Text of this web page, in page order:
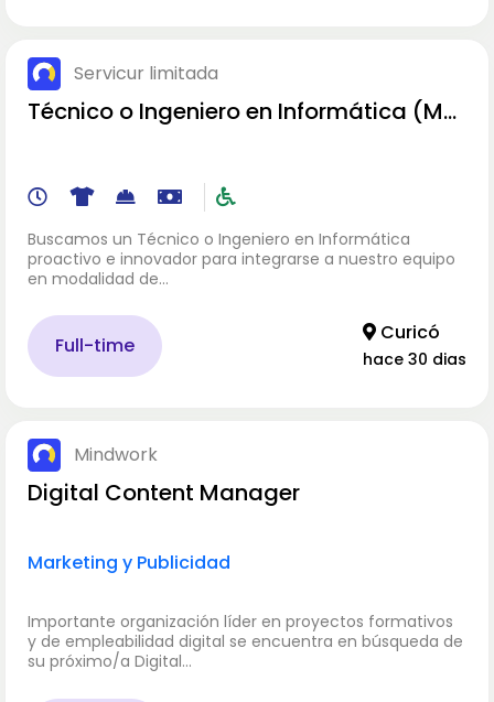
Servicur limitada
Técnico o Ingeniero en Informática (Me
Buscamos un Técnico o Ingeniero en Informática
proactivo e innovador para integrarse a nuestro equipo
en modalidad de…
Full-time
Curicó
hace 30 dias
Mindwork
Digital Content Manager
Marketing y Publicidad
Importante organización líder en proyectos formativos
y de empleabilidad digital se encuentra en búsqueda de
su próximo/a Digital…